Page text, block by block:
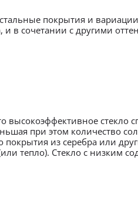
покрытия и
в сочетании с другими
высокоэффективное
при этом количество
из серебра или
тепло). Стекло с низким